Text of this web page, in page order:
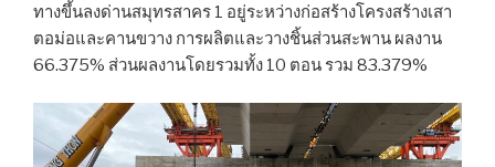
ทางขึ้นลงด่านสมุทรสาคร 1 อยู่ระหว่างก่อสร้างโครงสร้างเสา
ตอม่อและคานขวาง การผลิตและวางชิ้นส่วนสะพาน ผลงาน
66.375% ส่วนผลงานโดยรวมทั้ง 10 ตอน รวม 83.379%